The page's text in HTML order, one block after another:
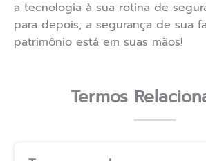
a tecnologia à sua rotina de
para depois; a segurança de sua
patrimônio está em suas mãos!
Termos